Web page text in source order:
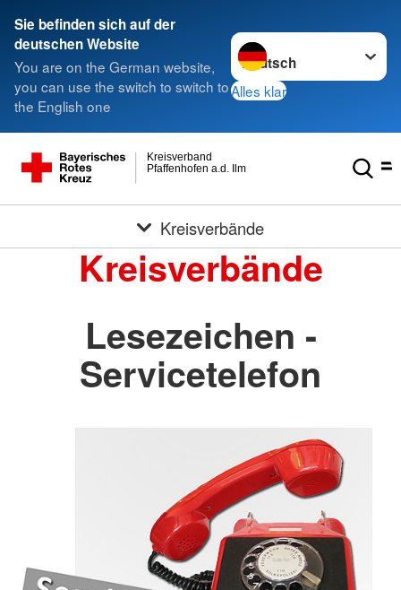
Sie befinden sich auf der
deutschen Website
You are on the German website,
you can use the switch to switch to
the English one
Sprache wechseln zu
Alles klar
Pfaffenhofen a.d. Ilm
Kreisverband
Kreisverbände
Kreisverbände
Lesezeichen -
Servicetelefon